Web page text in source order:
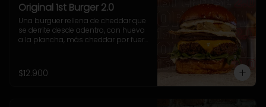
Original 1st Burger 2.0
Una burguer rellena de cheddar que
se derrite desde adentro, con huevo
a la plancha, más cheddar por fuera,
adictiva salsa Fletch.  Blue Cheese
2.0
$12.900